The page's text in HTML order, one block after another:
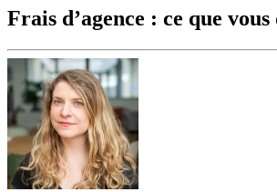
Frais d’agence : ce que